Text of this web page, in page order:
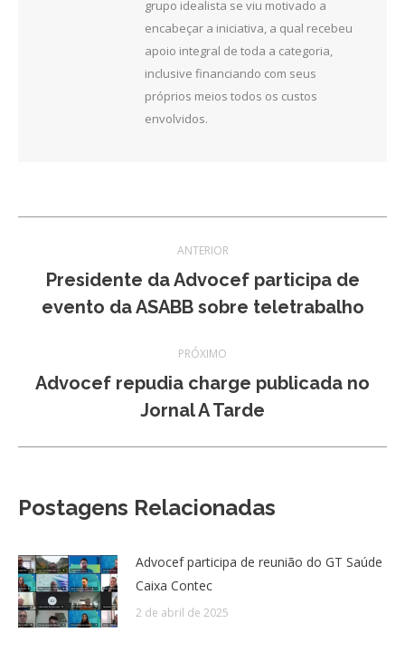
grupo idealista se viu motivado a
encabeçar a iniciativa, a qual recebeu
apoio integral de toda a categoria,
inclusive financiando com seus
próprios meios todos os custos
envolvidos.
de
post:
ANTERIOR
Post
anterior:
Presidente da Advocef participa de
evento da ASABB sobre teletrabalho
PRÓXIMO
Próximo
post:
Advocef repudia charge publicada no
Jornal A Tarde
Postagens Relacionadas
Advocef participa de reunião do GT Saúde
Caixa Contec
2 de abril de 2025